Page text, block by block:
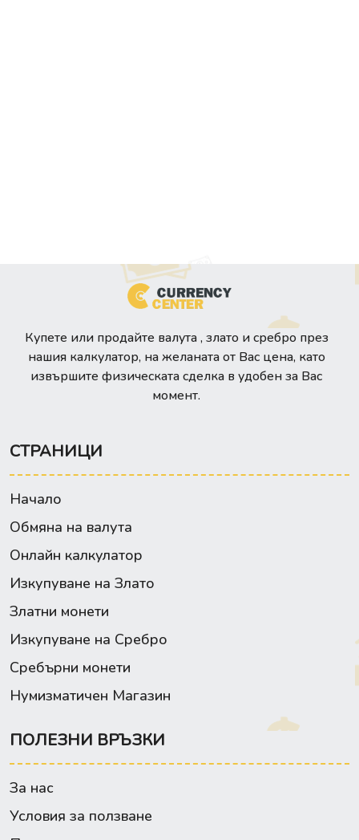
Купете или продайте валута , злато и сребро през
нашия калкулатор, на желаната от Вас цена, като
извършите физическата сделка в удобен за Вас
момент.
СТРАНИЦИ
Начало
Обмяна на валута
Онлайн калкулатор
Изкупуване на Злато
Златни монети
Изкупуване на Сребро
Сребърни монети
Нумизматичен Магазин
ПОЛЕЗНИ ВРЪЗКИ
За нас
Условия за ползване